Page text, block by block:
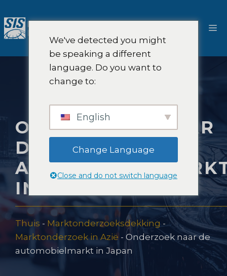
naar
de
ONDERZOEK NAAR
DE
IN JAPAN
Thuis - Marktonderzoeksdekking-
Marktonderzoek in Azië - Onderzoek naar de
automobielmarkt in Japan
We've detected you might
be speaking a different
language. Do you want to
change to:
English
Change Language
Close and do not switch language